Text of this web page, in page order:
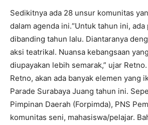
Sedikitnya ada 28 unsur komunitas
dalam agenda ini.“Untuk tahun ini,
dibanding tahun lalu. Diantaranya
aksi teatrikal. Nuansa kebangsaan
diupayakan lebih semarak,” ujar
Retno, akan ada banyak elemen yang
Parade Surabaya Juang tahun ini.
Pimpinan Daerah (Forpimda), PNS
komunitas seni, mahasiswa/pelajar.